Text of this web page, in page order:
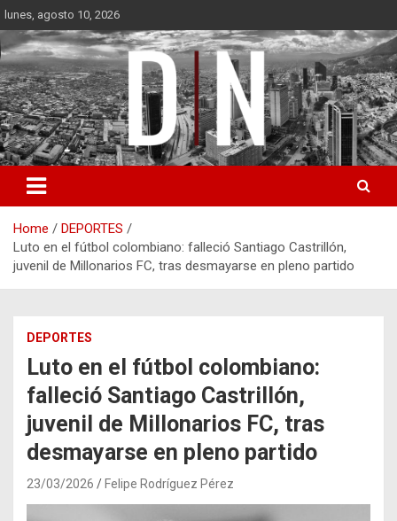
Skip
to
content
lunes, agosto 10, 2026
Diámetro Noticias
Home
DEPORTES
Luto en el fútbol colombiano: falleció Santiago Castrillón,
juvenil de Millonarios FC, tras desmayarse en pleno partido
DEPORTES
Luto en el fútbol colombiano:
falleció Santiago Castrillón,
juvenil de Millonarios FC, tras
desmayarse en pleno partido
23/03/2026 Felipe Rodríguez Pérez